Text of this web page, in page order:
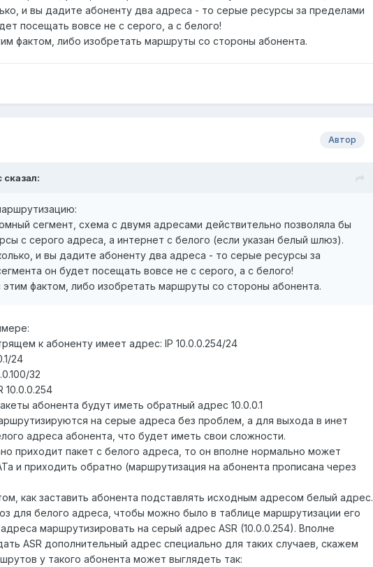
и вы дадите абоненту два адреса - то серые ресурсы за пределами
посещать вовсе не с серого, а с белого!
фактом, либо изобретать маршруты со стороны абонента.
Автор
сказал:
сегмент, схема с двумя адресами действительно позволяла бы
с серого адреса, а интернет с белого (если указан белый шлюз).
и вы дадите абоненту два адреса - то серые ресурсы за
он будет посещать вовсе не с серого, а с белого!
фактом, либо изобретать маршруты со стороны абонента.
к абоненту имеет адрес: IP 10.0.0.254/24
24
32
10.0.0.254
абонента будут иметь обратный адрес 10.0.0.1
на серые адреса без проблем, а для выхода в инет
адреса абонента, что будет иметь свои сложности.
приходит пакет с белого адреса, то он вполне нормально может
и приходить обратно (маршрутизация на абонента прописана через
как заставить абонента подставлять исходным адресом белый адрес.
для белого адреса, чтобы можно было в таблице маршрутизации его
маршрутизировать на серый адрес ASR (10.0.0.254). Вполне
ASR дополнительный адрес специально для таких случаев, скажем
у такого абонента может выглядеть так: